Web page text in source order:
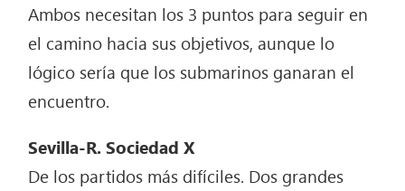
Ambos necesitan los 3 puntos para seguir en
el camino hacia sus objetivos, aunque lo
lógico sería que los submarinos ganaran el
encuentro.
Sevilla-R. Sociedad X
De los partidos más difíciles. Dos grandes